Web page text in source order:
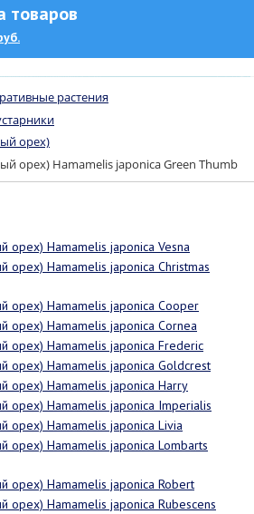
товаров
растения
орех)
орех) Hamamelis japonica Green Thumb
орех) Hamamelis japonica Vesna
орех) Hamamelis japonica Christmas
орех) Hamamelis japonica Cooper
орех) Hamamelis japonica Cornea
орех) Hamamelis japonica Frederic
орех) Hamamelis japonica Goldcrest
орех) Hamamelis japonica Harry
орех) Hamamelis japonica Imperialis
орех) Hamamelis japonica Livia
орех) Hamamelis japonica Lombarts
орех) Hamamelis japonica Robert
орех) Hamamelis japonica Rubescens